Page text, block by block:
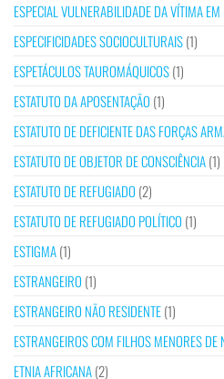
ESPECIAL VULNERABILIDADE DA VÍTIMA
ESPECIFICIDADES SOCIOCULTURAIS(1)
ESPETÁCULOS TAUROMÁQUICOS(1)
ESTATUTO DA APOSENTAÇÃO (1)
ESTATUTO DE DEFICIENTE DAS FORÇAS
ESTATUTO DE OBJETOR DE CONSCIÊNCIA(1)
ESTATUTO DE REFUGIADO (2)
ESTATUTO DE REFUGIADO POLÍTICO (1)
ESTIGMA(1)
ESTRANGEIRO (1)
ESTRANGEIRO NÃO RESIDENTE(1)
ESTRANGEIROS COM FILHOS MENORES
ETNIA AFRICANA(2)